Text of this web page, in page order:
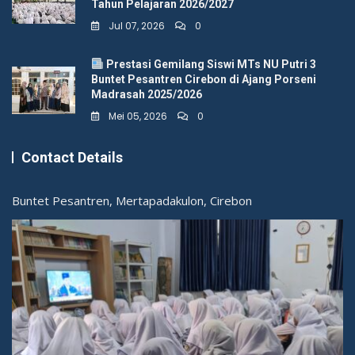
BERITA KEGIATAN
Luncurkan Antologi Puisi “Sabda
Mendung”
Sri Mandah Syakiroh, seorang guru bahasa Indonesia di
Tahun Pelajaran 2026/2027
Jul 07, 2026 0
Prestasi Gemilang Siswi MTs NU Putri 3
Buntet Pesantren Cirebon di Ajang Porseni
Madrasah 2025/2026
Mei 05, 2026 0
Contact Details
Buntet Pesantren, Mertapadakulon, Cirebon
085721027006
office@mtsnuputri.sch.id
Kategori